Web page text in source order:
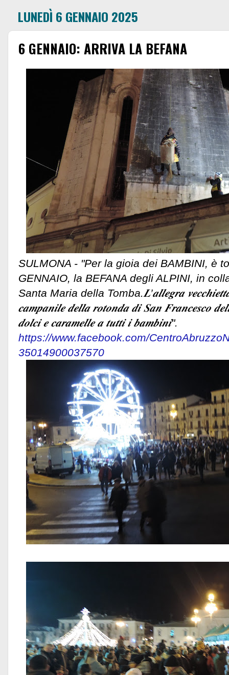
LUNEDÌ 6 GENNAIO 2025
6 GENNAIO: ARRIVA LA BEFANA
SULMONA - "Per la gioia dei BAMBINI, è
GENNAIO, la BEFANA degli ALPINI, in
Santa Maria della Tomba.𝑳’𝒂𝒍𝒍𝒆𝒈𝒓𝒂
𝒄𝒂𝒎𝒑𝒂𝒏𝒊𝒍𝒆 𝒅𝒆𝒍𝒍𝒂 𝒓𝒐𝒕𝒐𝒏𝒅𝒂 𝒅𝒊 𝑺𝒂𝒏 𝑭𝒓𝒂𝒏𝒄𝒆𝒔𝒄𝒐
𝒅𝒐𝒍𝒄𝒊𝒆 𝒄𝒂𝒓𝒂𝒎𝒆𝒍𝒍𝒆 𝒂 𝒕𝒖𝒕𝒕𝒊 𝒊 𝒃𝒂𝒎𝒃𝒊𝒏𝒊".
https://www.facebook.com/
35014900037570